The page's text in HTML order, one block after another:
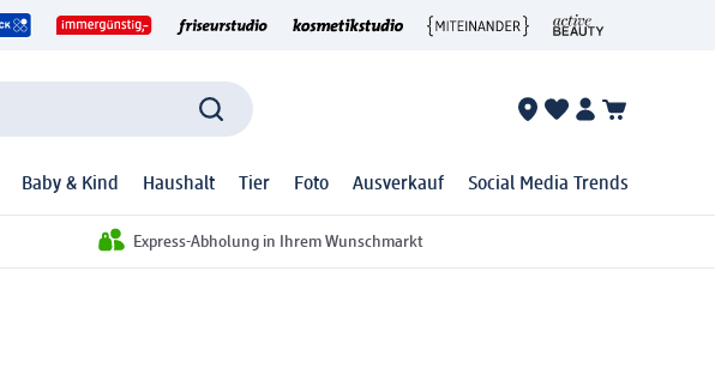
Baby & Kind Haushalt Tier Foto Ausverkauf Social Media Trends
Express-Abholung in Ihrem Wunschmarkt